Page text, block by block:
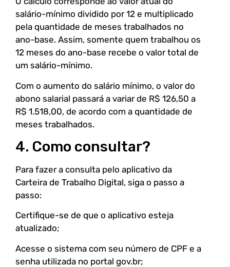
salário-mínimo dividido por 12 e multiplicado
pela quantidade de meses trabalhados no
ano-base. Assim, somente quem trabalhou os
12 meses do ano-base recebe o valor total de
um salário-mínimo.
Com o aumento do salário mínimo, o valor do
abono salarial passará a variar de R$ 126,50 a
R$ 1.518,00, de acordo com a quantidade de
meses trabalhados.
4. Como consultar?
Para fazer a consulta pelo aplicativo da
Carteira de Trabalho Digital, siga o passo a
passo:
Certifique-se de que o aplicativo esteja
atualizado;
Acesse o sistema com seu número de CPF e a
senha utilizada no portal gov.br;